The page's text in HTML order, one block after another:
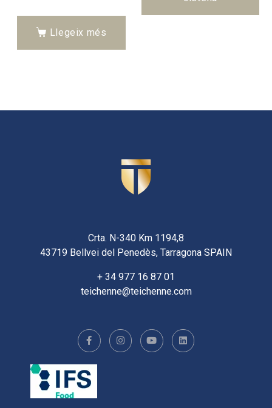
Llegeix més
Crta. N-340 Km 1194,8
43719 Bellvei del Penedès, Tarragona SPAIN
+ 34 977 16 87 01
teichenne@teichenne.com